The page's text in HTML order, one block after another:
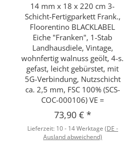
Schnellkauf
14 mm x 18 x 220 cm 3-
Schicht-Fertigparkett Frank.,
Floorentino BLACKLABEL
Eiche "Franken", 1-Stab
Landhausdiele, Vintage,
wohnfertig walnuss geölt, 4-s.
gefast, leicht gebürstet, mit
5G-Verbindung, Nutzschicht
ca. 2,5 mm, FSC 100% (SCS-
COC-000106) VE =
73,90 € *
Lieferzeit: 10 - 14 Werktage (DE -
Ausland abweichend)